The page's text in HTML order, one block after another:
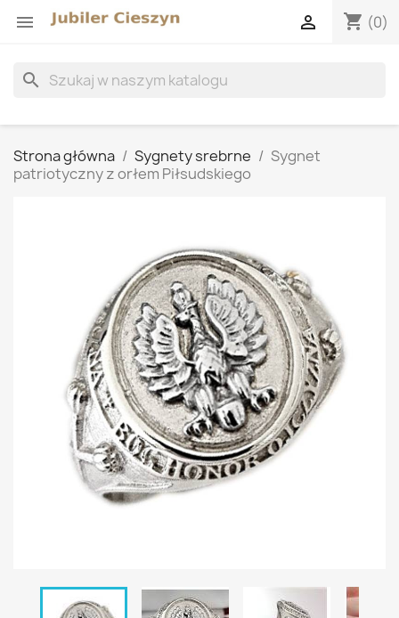
 shopping_cart (0)

search
Strona główna Sygnety srebrne
Sygnet
patriotyczny z orłem Piłsudskiego